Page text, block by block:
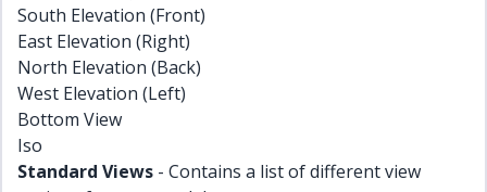
South Elevation (Front)
East Elevation (Right)
North Elevation (Back)
West Elevation (Left)
Bottom View
Iso
Standard Views - Contains a list of different view